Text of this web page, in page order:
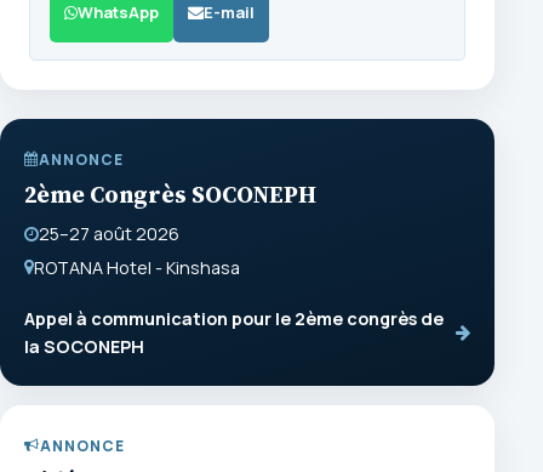
WhatsApp E-mail
ANNONCE
2ème Congrès SOCONEPH
25–27 août 2026
ROTANA Hotel - Kinshasa
Appel à communication pour le 2ème congrès de
la SOCONEPH
ANNONCE